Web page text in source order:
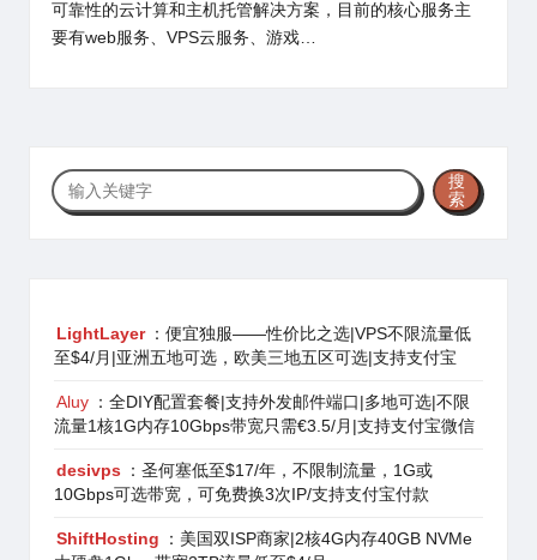
可靠性的云计算和主机托管解决方案，目前的核心服务主
要有web服务、VPS云服务、游戏…
搜
索
搜
索
LightLayer ：便宜独服——性价比之选|VPS不限流量低
至$4/月|亚洲五地可选，欧美三地五区可选|支持支付宝
Aluy ：全DIY配置套餐|支持外发邮件端口|多地可选|不限
流量1核1G内存10Gbps带宽只需€3.5/月|支持支付宝微信
desivps
：圣何塞低至$17/年，不限制流量，1G或
10Gbps可选带宽，可免费换3次IP/支持支付宝付款
ShiftHosting
：美国双ISP商家|2核4G内存40GB NVMe